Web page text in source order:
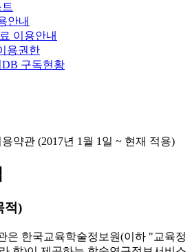
안내
이용안내
용권한
구독현황
약관 (2017년 1월 1일 ~ 현재 적용)
적)
은 한국교육학술정보원(이하 "교육정